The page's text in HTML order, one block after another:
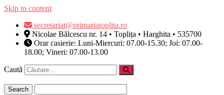
Skip to content
secretariat@primariatoplita.ro
Nicolae Bălcescu nr. 14 • Toplița • Harghita • 535700
Orar casierie: Luni-Miercuri: 07.00-15.30; Joi: 07.00-
18.00; Vineri: 07.00-13.00
Caută